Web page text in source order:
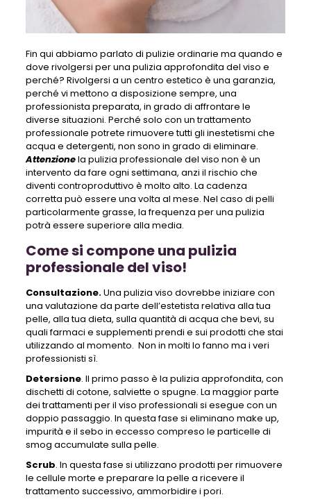
Fin qui abbiamo parlato di pulizie ordinarie ma quando e
dove rivolgersi per una pulizia approfondita del viso e
perché? Rivolgersi a un centro estetico è una garanzia,
perché vi mettono a disposizione sempre, una
professionista preparata, in grado di affrontare le
diverse situazioni. Perché solo con un trattamento
professionale potrete rimuovere tutti gli inestetismi che
acqua e detergenti, non sono in grado di eliminare.
Attenzionela pulizia professionale del viso non è un
intervento da fare ogni settimana, anzi il rischio che
diventi controproduttivo è molto alto. La cadenza
corretta può essere una volta al mese. Nel caso di pelli
particolarmente grasse, la frequenza per una pulizia
potrà essere superiore alla media.
Come si compone una pulizia
professionale del viso!
Consultazione.Una pulizia viso dovrebbe iniziare con
una valutazione da parte dell’estetista relativa alla tua
pelle, alla tua dieta, sulla quantità di acqua che bevi, su
quali farmaci e supplementi prendi e sui prodotti che stai
utilizzando al momento. Non in molti lo fanno ma i veri
professionisti sì.
Detersione. Il primo passo è la pulizia approfondita, con
dischetti di cotone, salviette o spugne. La maggior parte
dei trattamenti per il viso professionali si esegue con un
doppio passaggio. In questa fase si eliminano make up,
impurità e il sebo in eccesso compreso le particelle di
smog accumulate sulla pelle.
Scrub. In questa fase si utilizzano prodotti per rimuovere
le cellule morte e preparare la pelle a ricevere il
trattamento successivo, ammorbidire i pori.